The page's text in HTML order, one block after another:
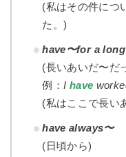
(私はその件につ
た。)
have〜for a
(長いあいだ〜だ
例： I have
(私はここで長い
have always〜
(日頃から)